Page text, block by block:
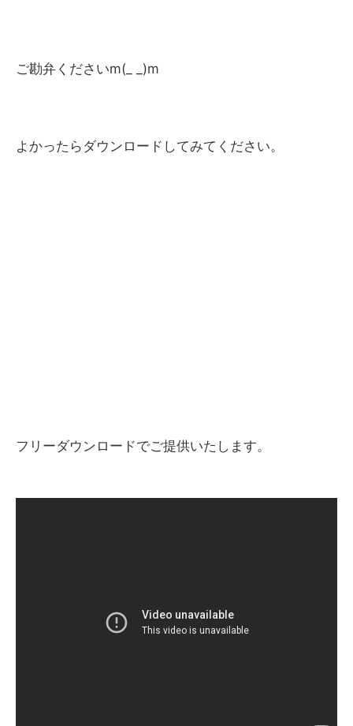
ご勘弁くださいm(_ _)m
よかったらダウンロードしてみてください。
フリーダウンロードでご提供いたします。